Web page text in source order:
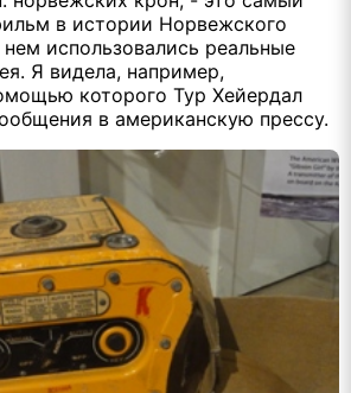
в истории Норвежского
использовались реальные
Я видела, например,
которого Тур Хейердал
в американскую прессу.